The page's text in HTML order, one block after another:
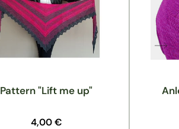
Pattern "Lift me up"
Normaler
4,00 €